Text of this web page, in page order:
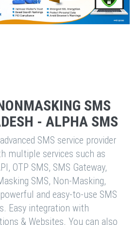
SMS
- ALPHA SMS
SMS service provider
multiple services such as
OTP SMS, SMS Gateway,
SMS, Non-Masking,
and easy-to-use SMS
Easy integration with
& Websites. You can also